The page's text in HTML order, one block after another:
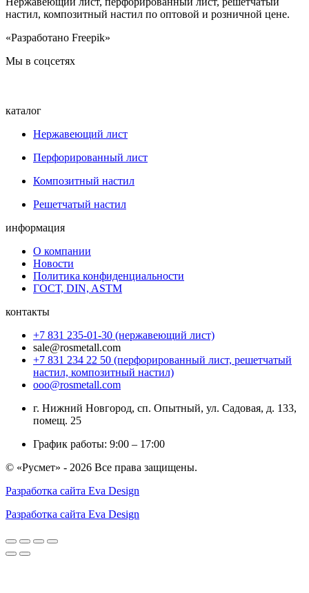
настил, композитный настил по оптовой и розничной цене.
«Разработано Freepik»
Мы в соцсетях
каталог
Нержавеющий лист
Перфорированный лист
Композитный настил
Решетчатый настил
информация
О компании
Новости
Политика конфиденциальности
ГОСТ, DIN, ASTM
контакты
+7 831 235-01-30 (нержавеющий лист)
sale@rosmetall.com
+7 831 234 22 50 (перфорированный лист, решетчатый
настил, композитный настил)
ooo@rosmetall.com
г. Нижний Новгород, сп. Опытный, ул. Садовая, д. 133,
помещ. 25
График работы: 9:00 – 17:00
© «Русмет» - 2026 Все права защищены.
Разработка сайта Eva Design
Разработка сайта Eva Design